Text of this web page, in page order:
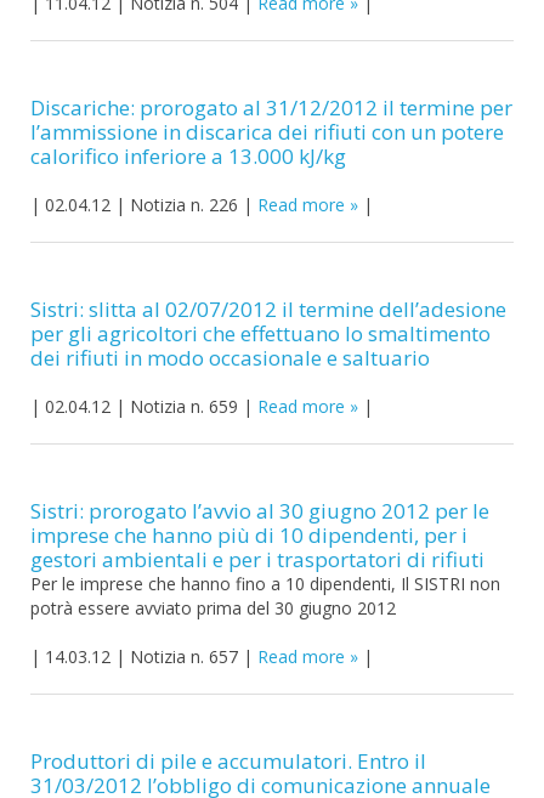
Discariche: prorogato al 31/12/2012 il termine per
l’ammissione in discarica dei rifiuti con un potere
calorifico inferiore a 13.000 kJ/kg
| 02.04.12 | Notizia n. 226 | Read more |
Sistri: slitta al 02/07/2012 il termine dell’adesione
per gli agricoltori che effettuano lo smaltimento
dei rifiuti in modo occasionale e saltuario
| 02.04.12 | Notizia n. 659 | Read more |
Sistri: prorogato l’avvio al 30 giugno 2012 per le
imprese che hanno più di 10 dipendenti, per i
gestori ambientali e per i trasportatori di rifiuti
Per le imprese che hanno fino a 10 dipendenti, Il SISTRI non
potrà essere avviato prima del 30 giugno 2012
| 14.03.12 | Notizia n. 657 | Read more |
Produttori di pile e accumulatori. Entro il
31/03/2012 l’obbligo di comunicazione annuale